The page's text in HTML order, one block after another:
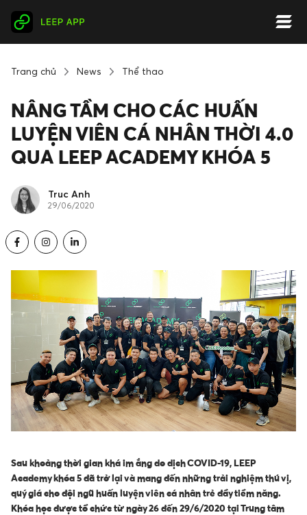
Trang chủ News Thể thao
NÂNG TẦM CHO CÁC HUẤN
LUYỆN VIÊN CÁ NHÂN THỜI 4.0
QUA LEEP ACADEMY KHÓA 5
Truc Anh
29/06/2020
Sau khoảng thời gian khá im ắng do dịch COVID-19, LEEP
Academy khóa 5 đã trở lại và mang đến những trải nghiệm thú vị,
quý giá cho đội ngũ huấn luyện viên cá nhân trẻ đầy tiềm năng.
Khóa học được tổ chức từ ngày 26 đến 29/6/2020 tại Trung tâm